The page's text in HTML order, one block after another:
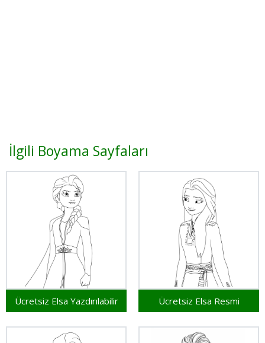
İlgili Boyama Sayfaları
Ücretsiz Elsa Yazdırılabilir Ücretsiz Elsa Resmi